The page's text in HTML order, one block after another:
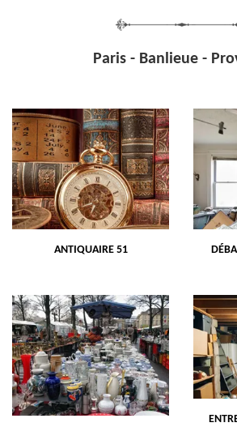
Paris - Banlieue -
ANTIQUAIRE 51